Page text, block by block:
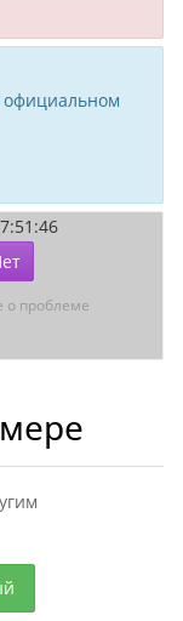
о проблеме